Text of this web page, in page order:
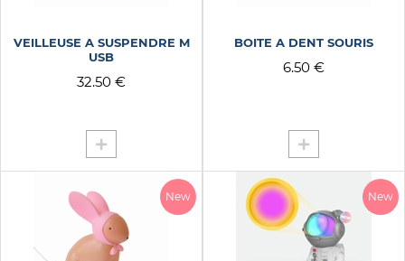
BLANC ROSE OR
DUSTY ROSE
MONSTRE
PETITE SOURIS
PIEUVRE
VEILLEUSE A SUSPENDRE M
USB
32.50 €
BOITE A DENT SOURIS
6.50 €
New New